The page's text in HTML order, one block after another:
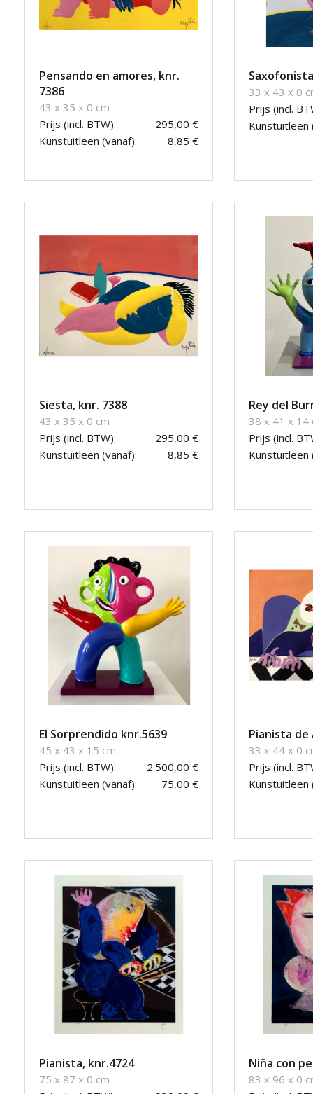
Pensando en amores, knr.
7386
43 x 35 x 0 cm
Prijs (incl. BTW):
295,00 €
Kunstuitleen (vanaf):
8,85 €
33 x 43 x 0
Prijs (incl.
Kunstuitleen
Siesta, knr. 7388
43 x 35 x 0 cm
Prijs (incl. BTW):
295,00 €
Kunstuitleen (vanaf):
8,85 €
Rey del
38 x 41 x 14
Prijs (incl.
Kunstuitleen
El Sorprendido knr.5639
45 x 43 x 15 cm
Prijs (incl. BTW):
2.500,00 €
Kunstuitleen (vanaf):
75,00 €
Pianista de
33 x 44 x 0
Prijs (incl.
Kunstuitleen
Pianista, knr.4724
75 x 87 x 0 cm
Niña con
83 x 96 x 0